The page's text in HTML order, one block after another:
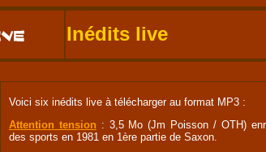
Inédits live
Voici six inédits live à télécharger au format MP3 :
Attention tension : 3,5 Mo (Jm Poisson / OTH)
des sports en 1981 en 1ère partie de Saxon.